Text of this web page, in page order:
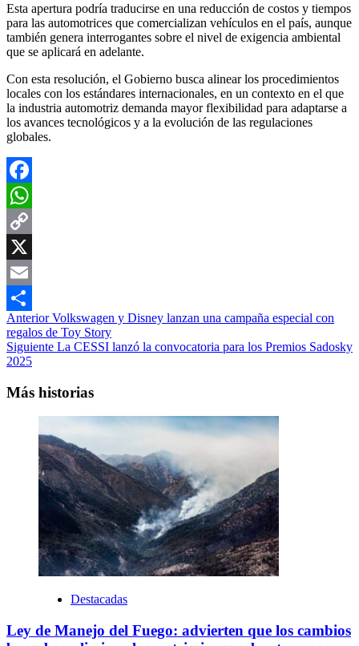
Esta apertura podría traducirse en una reducción de costos y tiempos
para las automotrices que comercializan vehículos en el país, aunque
también genera interrogantes sobre el nivel de exigencia ambiental
que se aplicará en adelante.
Con esta resolución, el Gobierno busca alinear los procedimientos
locales con los estándares internacionales, en un contexto en el que
la industria automotriz demanda mayor flexibilidad para adaptarse a
los avances tecnológicos y a la evolución de las regulaciones
globales.
Facebook
WhatsApp
Copy
Link
X
Email
Compartir
Navegación
de
entradas
AnteriorVolkswagen y Disney lanzan una campaña especial con
regalos de Toy Story
Siguiente La CESSI lanzó la convocatoria para los Premios Sadosky
2025
Más historias
Destacadas
Ley de Manejo del Fuego: advierten que los cambios